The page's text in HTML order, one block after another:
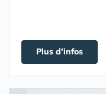
Plus d'infos